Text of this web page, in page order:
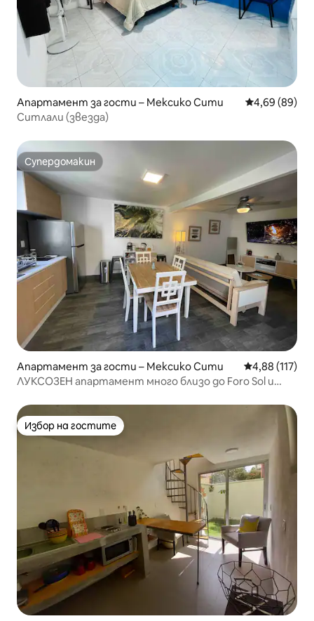
Апартамент за гости – Мексико Сити Средна
4,69 (89)
Ситлали (звезда)
Супердомакин
Супердомакин
Апартамент за гости – Мексико Сити Средна
4,88 (117)
ЛУКСОЗЕН апартамент много близо до Foro Sol и
Избор на гостите
Избор на гостите